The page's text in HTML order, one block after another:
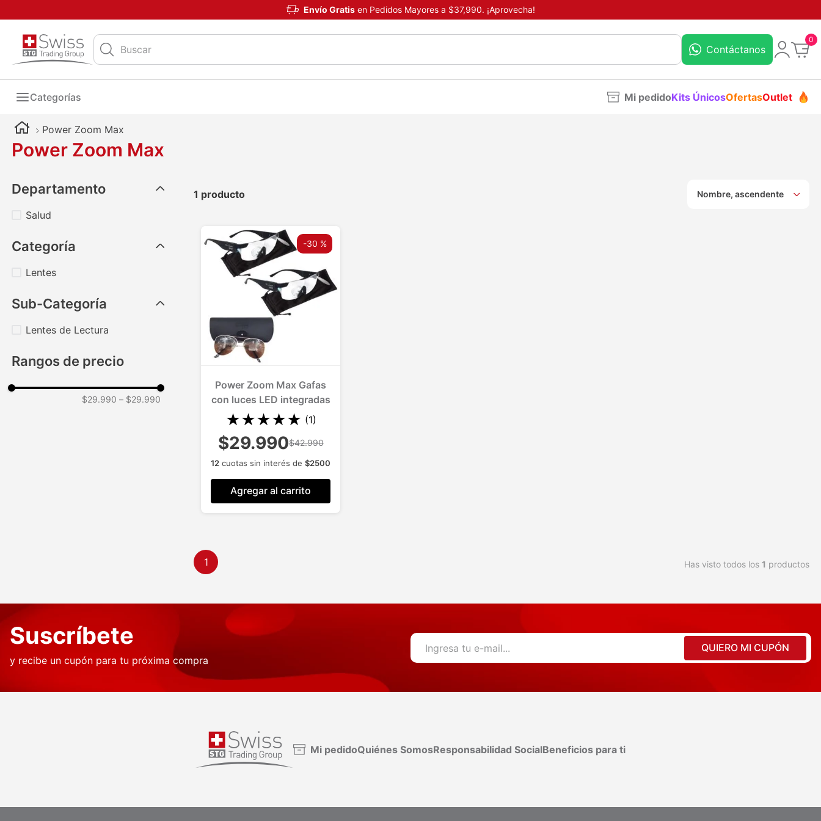
Envío Gratisen Pedidos Mayores a $37,990. ¡Aprovecha!
Buscar
Contáctanos
0
Categorías Mi pedidoKits ÚnicosOfertasOutlet
Power Zoom Max
Power Zoom Max
Departamento
Salud
Categoría
Lentes
Sub-Categoría
Lentes de Lectura
Rangos de precio
$29.990 – $29.990
1 producto Nombre, ascendente
-30 %
Power Zoom Max Gafas
con luces LED integradas
★★★★★ (1)
$29.990$42.990
12 cuotas sin interés de$2500
Agregar al carrito
1 Has visto todos los 1 productos
Suscríbete
y recibe un cupón para tu próxima compra
QUIERO MI CUPÓN
Mi pedidoQuiénes SomosResponsabilidad SocialBeneficios para ti